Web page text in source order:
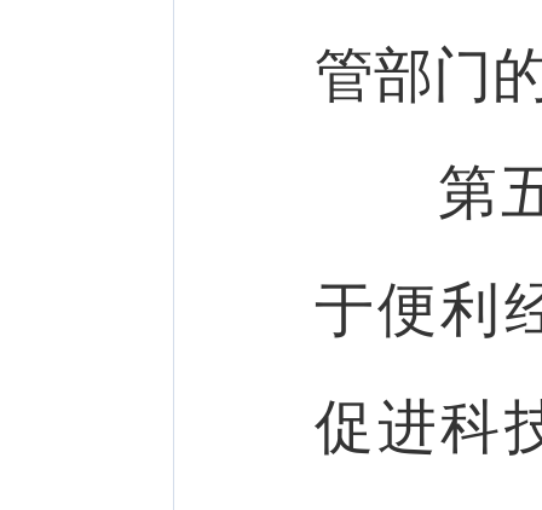
管部门
第
于便利
促进科